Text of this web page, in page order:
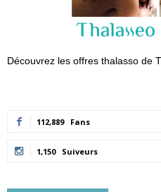
Découvrez les offres thalasso de
112,889 Fans
1,150 Suiveurs